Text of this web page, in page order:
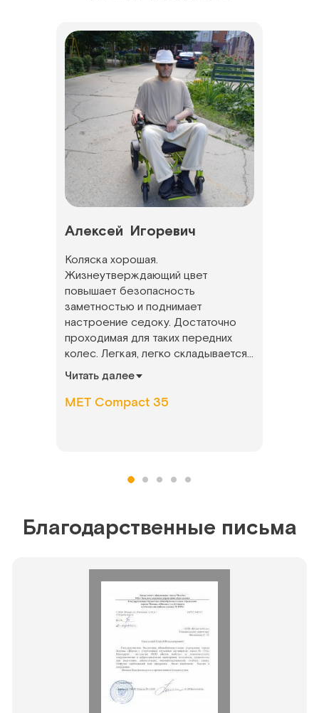
Алексей Игоревич
Коляска хорошая.
Жизнеутверждающий цвет
повышает безопасность
заметностью и поднимает
настроение седоку. Достаточно
проходимая для таких передних
колес. Легкая, легко складывается
и переносится как чемодан н...
MET Compact 35
Благодарственные письма